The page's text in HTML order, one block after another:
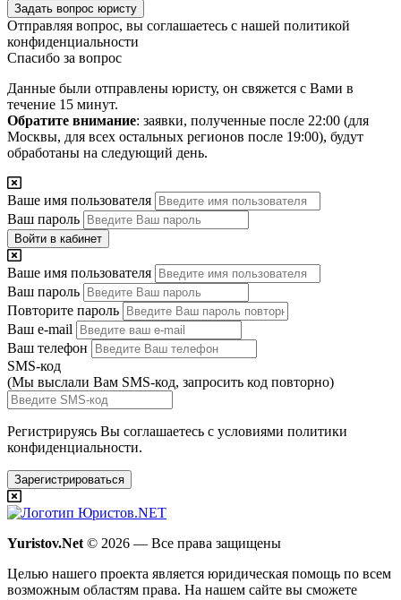
Задать вопрос юристу
Отправляя вопрос, вы соглашаетесь с нашей политикой
конфиденциальности
Спасибо за вопрос
Данные были отправлены юристу, он свяжется с Вами в
течение 15 минут.
Обратите внимание: заявки, полученные после 22:00 (для
Москвы, для всех остальных регионов после 19:00), будут
обработаны на следующий день.
Ваше имя пользователя
Ваш пароль
Войти в кабинет
Ваше имя пользователя
Ваш пароль
Повторите пароль
Ваш e-mail
Ваш телефон
SMS-код
(Мы выслали Вам SMS-код, запросить код повторно)
Регистрируясь Вы соглашаетесь с условиями политики
конфиденциальности.
Зарегистрироваться
Yuristov.Net © 2026 — Все права защищены
Целью нашего проекта является юридическая помощь по всем
возможным областям права. На нашем сайте вы сможете